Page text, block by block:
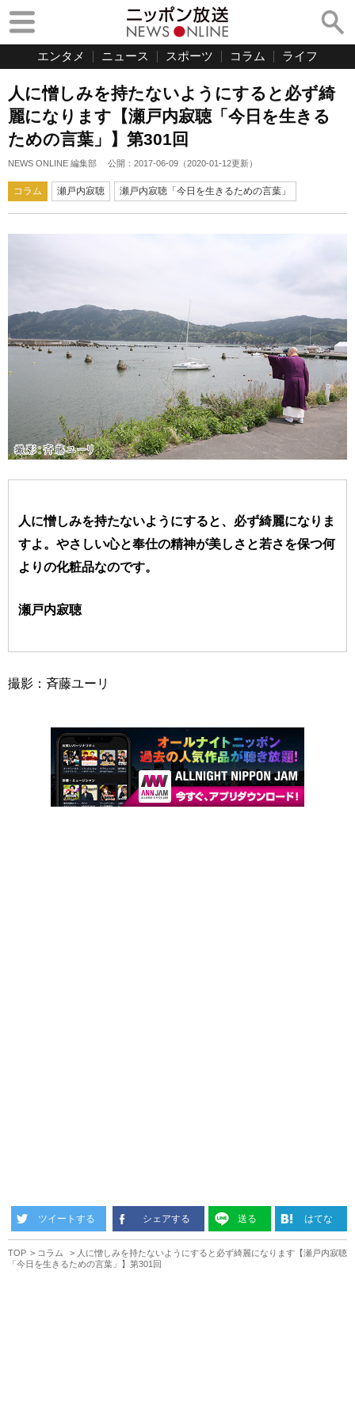
エンタメ ニュース スポーツ コラム ライフ
人に憎しみを持たないようにすると必ず綺
麗になります【瀬戸内寂聴「今日を生きる
ための言葉」】第301回
NEWS ONLINE 編集部 公開： 2017-06-09 （2020-01-12更新）
コラム 瀬戸内寂聴 瀬戸内寂聴「今日を生きるための言葉」
人に憎しみを持たないようにすると、必ず綺麗になりま
すよ。やさしい心と奉仕の精神が美しさと若さを保つ何
よりの化粧品なのです。
瀬戸内寂聴
撮影：斉藤ユーリ
ツイートする シェアする 送る はてな
TOP コラム
人に憎しみを持たないようにすると必ず綺麗になります【瀬戸内寂聴
「今日を生きるための言葉」】第301回